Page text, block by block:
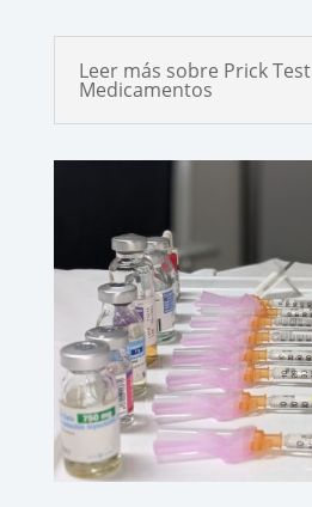
Leer más sobre Prick Test
Medicamentos